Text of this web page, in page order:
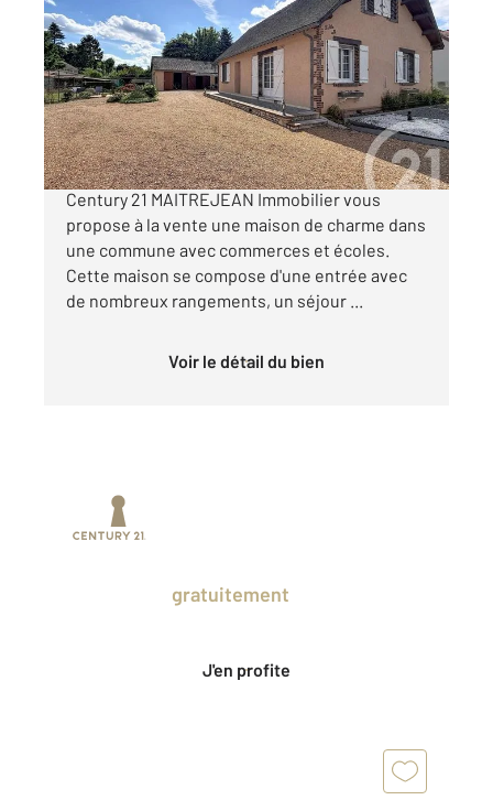
75 m
, 3 pièces
Ref : 27891
Maison à vendre
223 000 €
VALLÉE DE L'EURE - JOUY Votre agence
Century 21 MAITREJEAN Immobilier vous
propose à la vente une maison de charme dans
une commune avec commerces et écoles.
Cette maison se compose d'une entrée avec
de nombreux rangements, un séjour ...
Voir le détail du bien
gratuitement
J'en profite